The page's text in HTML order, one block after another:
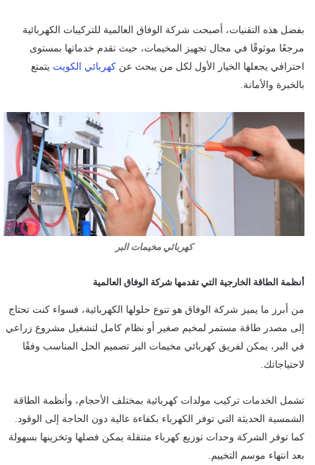
بفضل هذه التقنيات، أصبحت شركة الوفاق العالمية للتركيبات الكهربائية
مرجعًا موثوقًا في مجال تجهيز المخيمات، حيث تقدم خدماتها بمستوى
احترافي يجعلها الخيار الأول لكل من يبحث عن كهربائي الكويت يتمتع
بالخبرة والأمانة.
كهربائي مخيمات البر
أنظمة الطاقة الخارجية التي تقدمها شركة الوفاق العالمية
من أبرز ما يميز شركة الوفاق هو تنوع حلولها الكهربائية، فسواء كنت تحتاج
إلى مصدر طاقة مستمر لمخيم صغير أو نظام كامل لتشغيل مشروع زراعي
في البر، يمكن لفريق كهربائي مخيمات البر تصميم الحل المناسب وفقًا
لاحتياجاتك.
تشمل الخدمات تركيب مولدات كهربائية بمختلف الأحجام، وأنظمة الطاقة
الشمسية الحديثة التي توفر الكهرباء بكفاءة عالية دون الحاجة إلى الوقود.
كما توفر الشركة وحدات توزيع كهرباء متنقلة يمكن فصلها وتخزينها بسهولة
بعد انتهاء موسم التخييم.